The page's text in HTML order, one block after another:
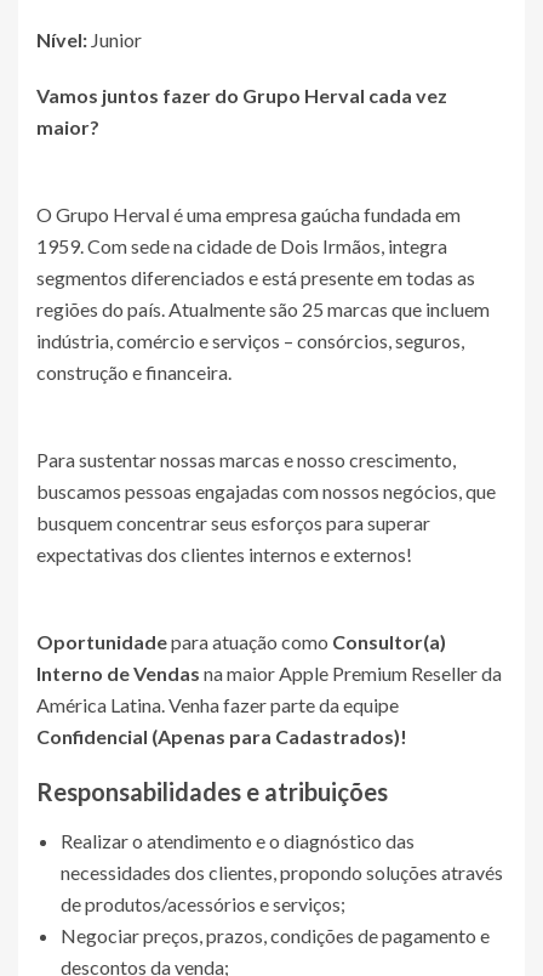
Nível: Junior
Vamos juntos fazer do Grupo Herval cada vez
maior?
O Grupo Herval é uma empresa gaúcha fundada em
1959. Com sede na cidade de Dois Irmãos, integra
segmentos diferenciados e está presente em todas as
regiões do país. Atualmente são 25 marcas que incluem
indústria, comércio e serviços – consórcios, seguros,
construção e financeira.
Para sustentar nossas marcas e nosso crescimento,
buscamos pessoas engajadas com nossos negócios, que
busquem concentrar seus esforços para superar
expectativas dos clientes internos e externos!
Oportunidadepara atuação como Consultor(a)
Interno de Vendas na maior Apple Premium Reseller da
América Latina. Venha fazer parte da equipe
Confidencial (Apenas para Cadastrados)!
Responsabilidades e atribuições
Realizar o atendimento e o diagnóstico das
necessidades dos clientes, propondo soluções através
de produtos/acessórios e serviços;
Negociar preços, prazos, condições de pagamento e
descontos da venda;